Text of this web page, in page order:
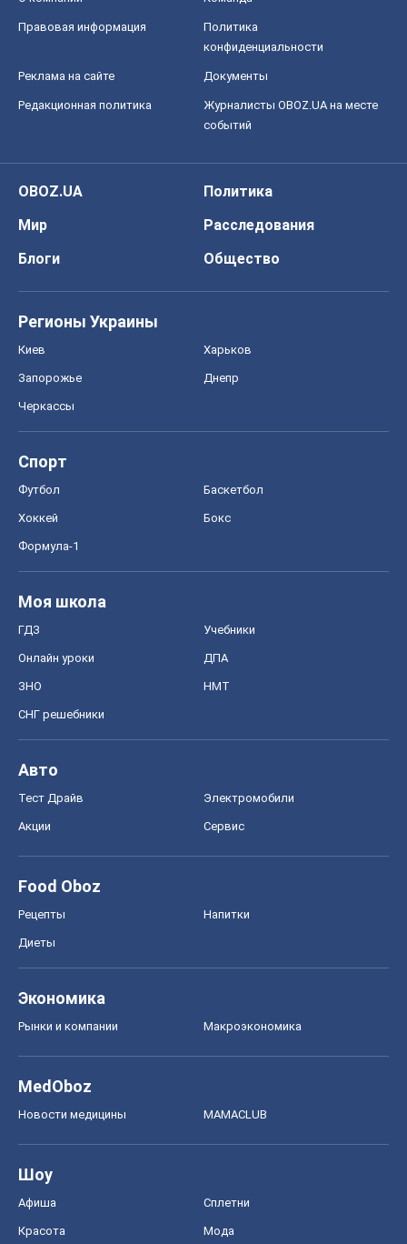
Правовая информация
Политика
конфиденциальности
Реклама на сайте Документы
Редакционная политика
Журналисты OBOZ.UA на месте
событий
OBOZ.UA
Политика
Мир
Расследования
Блоги
Общество
Регионы Украины
Киев Харьков
Запорожье Днепр
Черкассы
Спорт
Футбол Баскетбол
Хоккей Бокс
Формула-1
Моя школа
ГДЗ Учебники
Онлайн уроки ДПА
ЗНО НМТ
СНГ решебники
Авто
Тест Драйв Электромобили
Акции Сервис
Food Oboz
Рецепты Напитки
Диеты
Экономика
Рынки и компании Mакроэкономика
MedOboz
Новости медицины MAMACLUB
Шоу
Афиша Сплетни
Красота Мода